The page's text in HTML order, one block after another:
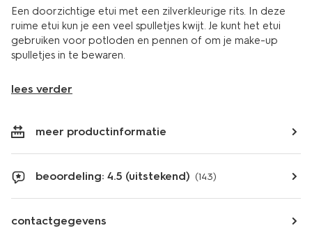
Een doorzichtige etui met een zilverkleurige rits. In deze
ruime etui kun je een veel spulletjes kwijt. Je kunt het etui
gebruiken voor potloden en pennen of om je make-up
spulletjes in te bewaren.
lees verder
meer productinformatie
beoordeling: 4.5 (uitstekend) (143)
contactgegevens